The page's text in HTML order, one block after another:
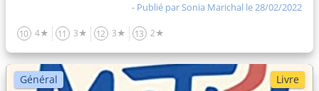
- Publié parSonia Marichal le 28/02/2022
10 4★ 11 3★ 12 3★ 13 2★
Général Livre